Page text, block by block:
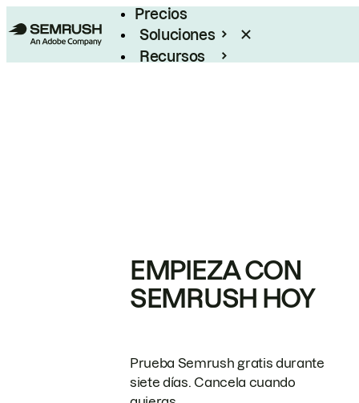
Precios
Soluciones
Recursos
EMPIEZA CON
SEMRUSH HOY
Prueba Semrush gratis durante
siete días. Cancela cuando